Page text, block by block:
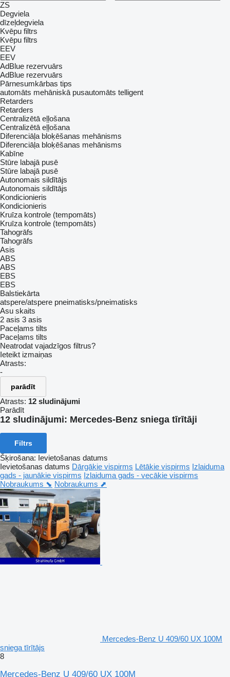
ZS
Degviela
dīzeļdegviela
Kvēpu filtrs
Kvēpu filtrs
EEV
EEV
AdBlue rezervuārs
AdBlue rezervuārs
Pārnesumkārbas tips
automāts mehāniskā pusautomāts telligent
Retarders
Retarders
Centralizētā eļļošana
Centralizētā eļļošana
Diferenciāļa bloķēšanas mehānisms
Diferenciāļa bloķēšanas mehānisms
Kabīne
Stūre labajā pusē
Stūre labajā pusē
Autonomais sildītājs
Autonomais sildītājs
Kondicionieris
Kondicionieris
Kruīza kontrole (tempomāts)
Kruīza kontrole (tempomāts)
Tahogrāfs
Tahogrāfs
Asis
ABS
ABS
EBS
EBS
Balstiekārta
atspere/atspere pneimatisks/pneimatisks
Asu skaits
2 asis 3 asis
Paceļams tilts
Paceļams tilts
Neatrodat vajadzīgos filtrus?
Ieteikt izmaiņas
Atrasts:
-
parādīt
Atrasts: 12 sludinājumi
Parādīt
12 sludinājumi: Mercedes-Benz sniega tīrītāji
Filtrs
Šķirošana: Ievietošanas datums
Ievietošanas datums Dārgākie vispirms Lētākie vispirms Izlaiduma
gads - jaunākie vispirms Izlaiduma gads - vecākie vispirms
Nobraukums ⬊ Nobraukums ⬈
Mercedes-Benz U 409/60 UX 100M
sniega tīrītājs
8
Mercedes-Benz U 409/60 UX 100M